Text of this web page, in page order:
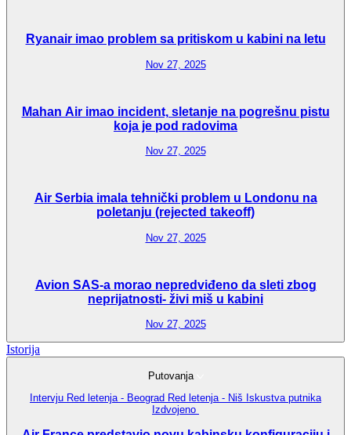
Ryanair imao problem sa pritiskom u kabini na letu
Nov 27, 2025
Mahan Air imao incident, sletanje na pogrešnu pistu
koja je pod radovima
Nov 27, 2025
Air Serbia imala tehnički problem u Londonu na
poletanju (rejected takeoff)
Nov 27, 2025
Avion SAS-a morao nepredviđeno da sleti zbog
neprijatnosti- živi miš u kabini
Nov 27, 2025
Istorija
Putovanja
Intervju Red letenja - Beograd Red letenja - Niš Iskustva putnika
Izdvojeno